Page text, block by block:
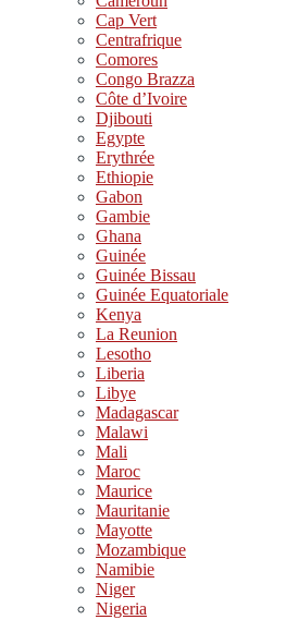
Cap Vert
Centrafrique
Comores
Congo Brazza
Côte d’Ivoire
Djibouti
Egypte
Erythrée
Ethiopie
Gabon
Gambie
Ghana
Guinée
Guinée Bissau
Guinée Equatoriale
Kenya
La Reunion
Lesotho
Liberia
Libye
Madagascar
Malawi
Mali
Maroc
Maurice
Mauritanie
Mayotte
Mozambique
Namibie
Niger
Nigeria